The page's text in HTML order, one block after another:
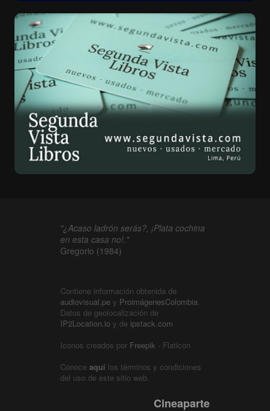
"¿Acaso ladrón serás?, ¡Plata cochina
en esta casa no!."
Gregorio (1984)
Contiene información obtenida de
audiovisual.pe y ProimágenesColombia.
Datos de geolocalización de
IP2Location.io y de ipstack.com
Iconos creados por Freepik - Flaticon
Conoce aquí los términos y condiciones
del uso de este sitio web.
Cineaparte